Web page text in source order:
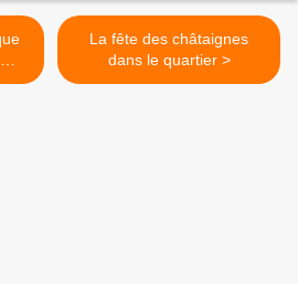
La fête des châtaignes
dans le quartier >